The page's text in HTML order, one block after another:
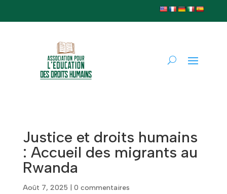
Justice et droits humains
: Accueil des migrants au
Rwanda
Août 7, 2025 0 commentaires